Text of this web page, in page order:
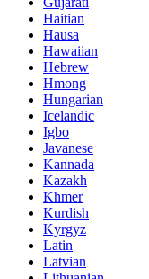
Haitian
Hausa
Hawaiian
Hebrew
Hmong
Hungarian
Icelandic
Igbo
Javanese
Kannada
Kazakh
Khmer
Kurdish
Kyrgyz
Latin
Latvian